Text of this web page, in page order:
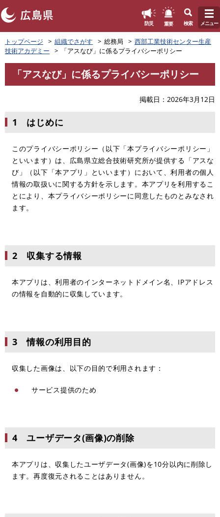
ペ
ー
ジ
の
頭
。
防災 重要 検索 メニュー
トップページ 組織でさがす 総務局
西部工業技術センター生産
技術アカデミー
「アスなび」に係るプライバシーポリシー
文
「アスなび」に係るプライバシーポリシー
掲載日 2026年3月12日
1 はじめに
このプライバシーポリシー（以下「本プライバシーポリシー」
といいます）は、広島県立総合技術研究所が提供する「アスな
び」（以下「本アプリ」といいます）において、利用者の個人
情報の取扱いに関する方針を示します。本アプリを利用するこ
とにより、本プライバシーポリシーに同意したものとみなされ
ます。
2 収集する情報
本アプリは、利用者のインターネットドメイン名、IPアドレス
の情報を自動的に収集しています。
3 情報の利用目的
収集した画像は、以下の目的で利用されます：
サービス提供のため
4 ユーザデータ(画像)の削除
本アプリは、収集したユーザデータ(画像)を10分以内に削除し
ます。再度復元されることはありません。